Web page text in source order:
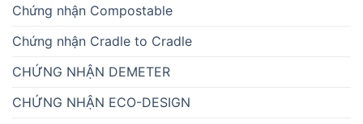
Chứng nhận Compostable
Chứng nhận Cradle to Cradle
CHỨNG NHẬN DEMETER
CHỨNG NHẬN ECO-DESIGN